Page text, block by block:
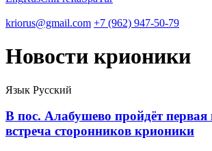
kriorus@gmail.com +7 (962) 947-50-79
Новости крионики
Язык Русский
В пос. Алабушево пройдёт первая
встреча сторонников крионики